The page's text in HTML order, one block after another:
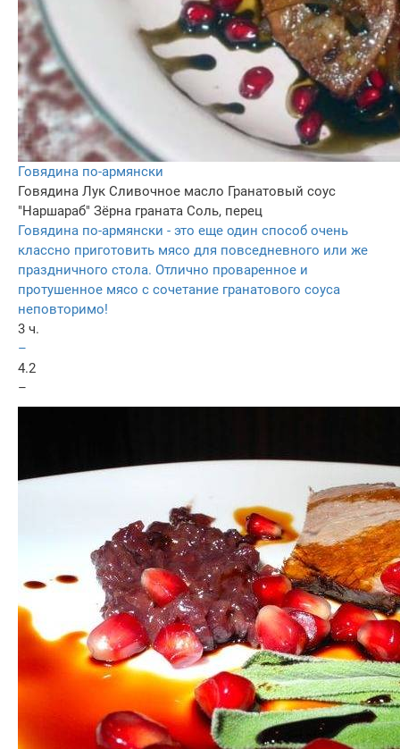
Говядина по-армянски
Говядина Лук Сливочное масло Гранатовый соус
"Наршараб" Зёрна граната Соль, перец
Говядина по-армянски - это еще один способ очень
классно приготовить мясо для повседневного или же
праздничного стола. Отлично проваренное и
протушенное мясо с сочетание гранатового соуса
неповторимо!
3 ч.
–
4.2
–